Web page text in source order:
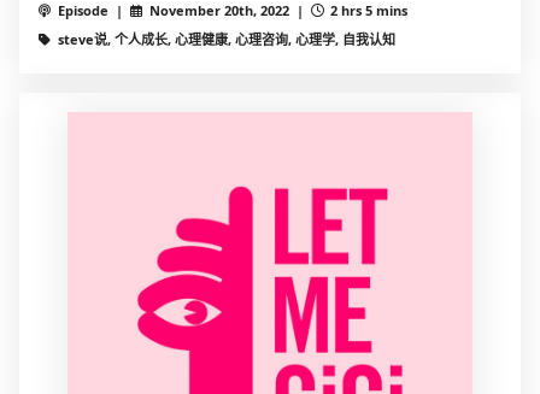
Episode | November 20th, 2022 |
2 hrs 5 mins
steve说, 个人成长, 心理健康, 心理咨询, 心理学, 自我认知